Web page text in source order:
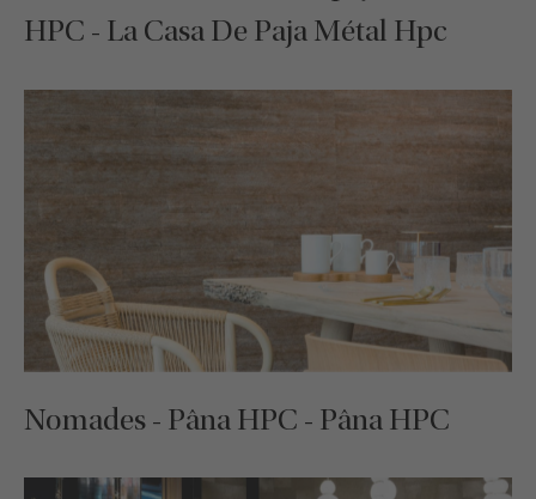
HPC - La Casa De Paja Métal Hpc
Nomades - Pâna HPC - Pâna HPC